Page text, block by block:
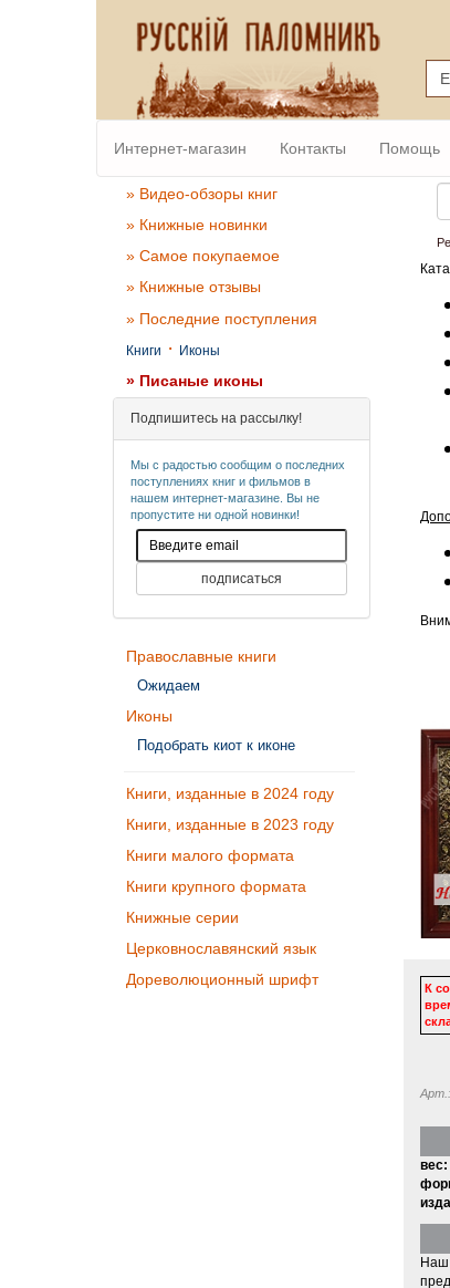
Интернет-магазин Контакты Помощь
» Видео-обзоры книг
» Книжные новинки
» Самое покупаемое
» Книжные отзывы
» Последние поступления
Книги · Иконы
» Писаные иконы
Подпишитесь на рассылку!
Мы с радостью сообщим о последних
поступлениях книг и фильмов в
нашем интернет-магазине. Вы не
пропустите ни одной новинки!
Православные книги
Ожидаем
Иконы
Подобрать киот к иконе
Книги, изданные в 2024 году
Книги, изданные в 2023 году
Книги малого формата
Книги крупного формата
Книжные серии
Церковнославянский язык
Дореволюционный шрифт
К
вес:
Наш